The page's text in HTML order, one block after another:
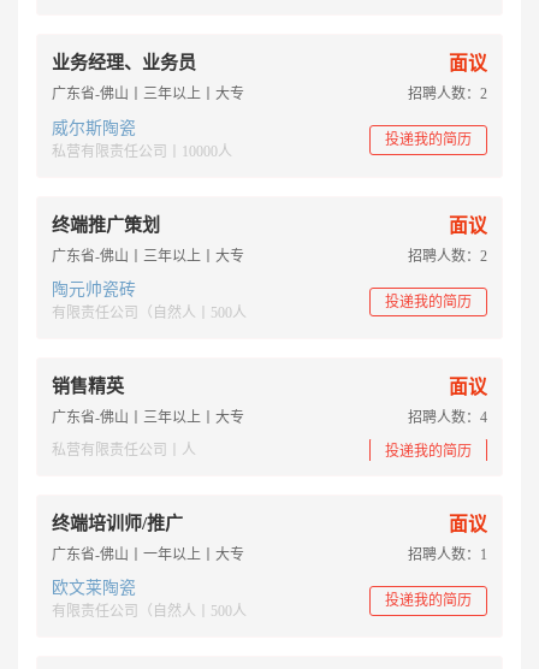
业务经理、业务员 面议
广东省-佛山丨三年以上丨大专 招聘人数：2
威尔斯陶瓷
私营有限责任公司丨10000人
投递我的简历
终端推广策划 面议
广东省-佛山丨三年以上丨大专 招聘人数：2
陶元帅瓷砖
有限责任公司（自然人丨500人
投递我的简历
销售精英 面议
广东省-佛山丨三年以上丨大专
招聘人数：4
私营有限责任公司丨人
投递我的简历
终端培训师/推广 面议
广东省-佛山丨一年以上丨大专 招聘人数：1
欧文莱陶瓷
有限责任公司（自然人丨500人
投递我的简历